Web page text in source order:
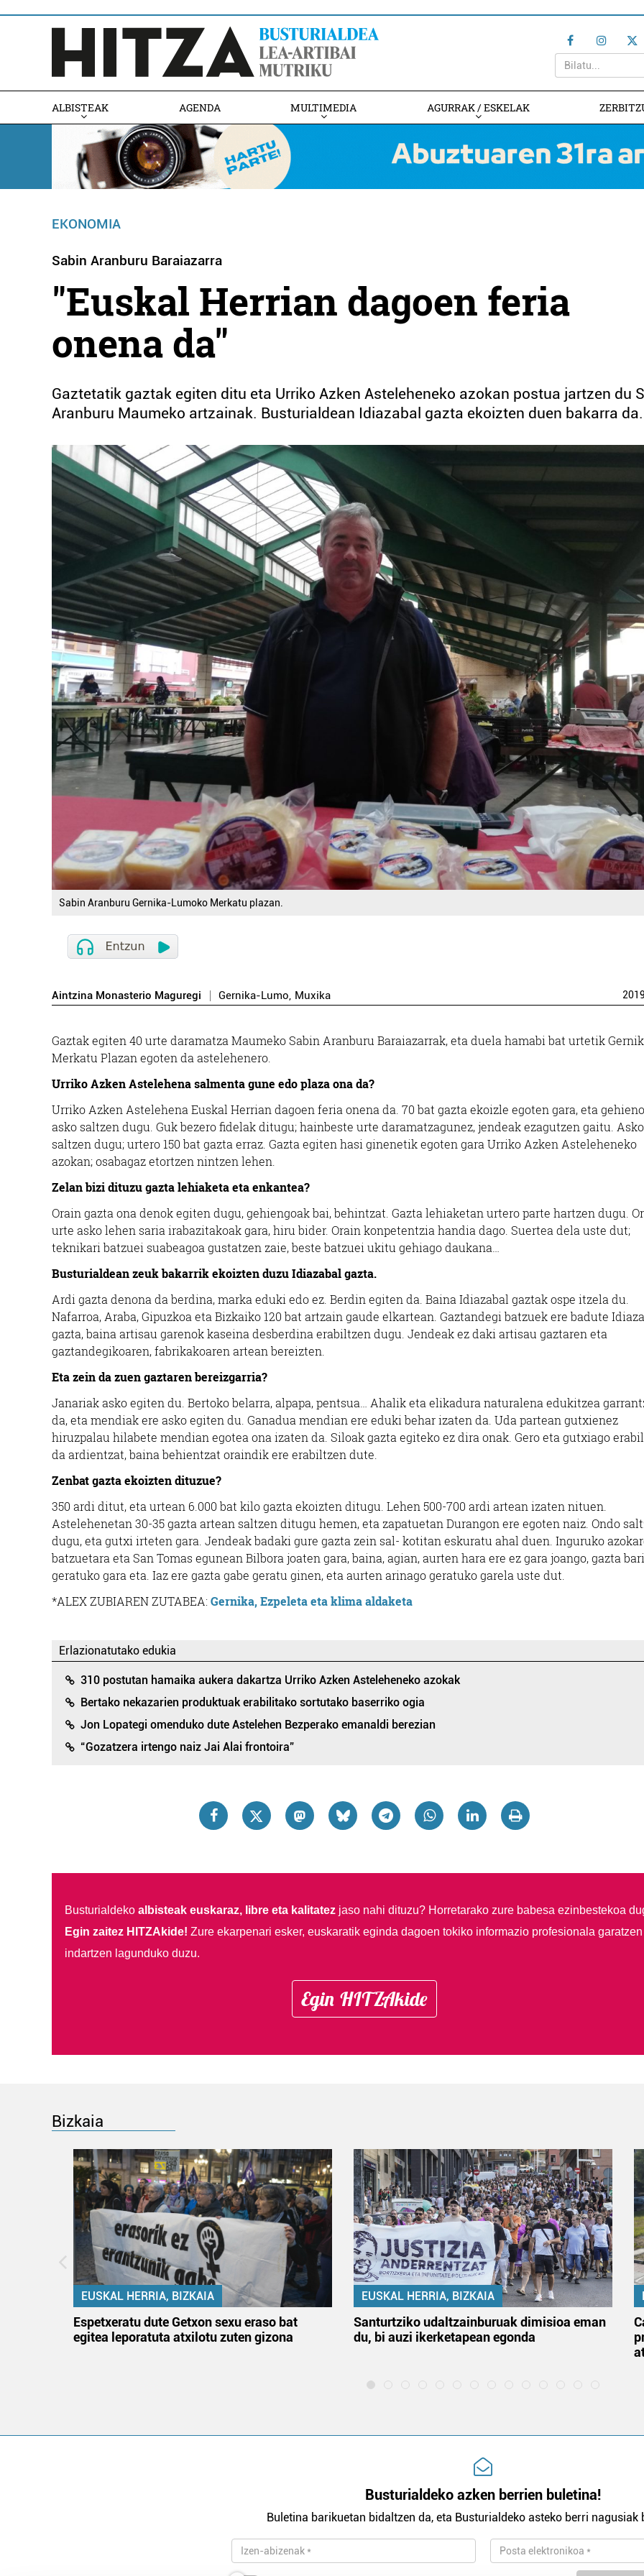
ALBISTEAK AGENDA MULTIMEDIA AGURRAK / ESKELAK
EKONOMIA
Sabin Aranburu Baraiazarra
"Euskal Herrian dagoen feria
onena da"
Gaztetatik gaztak egiten ditu eta Urriko Azken Asteleheneko azokan postua jartzen du
Aranburu Maumeko artzainak. Busturialdean Idiazabal gazta ekoizten duen bakarra da.
Sabin Aranburu Gernika-Lumoko Merkatu plazan.
Aintzina Monasterio Maguregi Gernika-Lumo, Muxika 2019
Gaztak egiten 40 urte daramatza Maumeko Sabin Aranburu Baraiazarrak, eta duela hamabi bat urtetik
Merkatu Plazan egoten da astelehenero.
Urriko Azken Astelehena salmenta gune edo plaza ona da?
Urriko Azken Astelehena Euskal Herrian dagoen feria onena da. 70 bat gazta ekoizle egoten gara, eta
asko saltzen dugu. Guk bezero fidelak ditugu; hainbeste urte daramatzagunez, jendeak ezagutzen gaitu. Asko
saltzen dugu; urtero 150 bat gazta erraz. Gazta egiten hasi ginenetik egoten gara Urriko Azken Asteleheneko
azokan; osabagaz etortzen nintzen lehen.
Zelan bizi dituzu gazta lehiaketa eta enkantea?
Orain gazta ona denok egiten dugu, gehiengoak bai, behintzat. Gazta lehiaketan urtero parte hartzen dugu.
urte asko lehen saria irabazitakoak gara, hiru bider. Orain konpetentzia handia dago. Suertea dela uste dut;
teknikari batzuei suabeagoa gustatzen zaie, beste batzuei ukitu gehiago daukana…
Busturialdean zeuk bakarrik ekoizten duzu Idiazabal gazta.
Ardi gazta denona da berdina, marka eduki edo ez. Berdin egiten da. Baina Idiazabal gaztak ospe itzela du.
Nafarroa, Araba, Gipuzkoa eta Bizkaiko 120 bat artzain gaude elkartean. Gaztandegi batzuek ere badute
gazta, baina artisau garenok kaseina desberdina erabiltzen dugu. Jendeak ez daki artisau gaztaren eta
gaztandegikoaren, fabrikakoaren artean bereizten.
Eta zein da zuen gaztaren bereizgarria?
Janariak asko egiten du. Bertoko belarra, alpapa, pentsua… Ahalik eta elikadura naturalena edukitzea
da, eta mendiak ere asko egiten du. Ganadua mendian ere eduki behar izaten da. Uda partean gutxienez
hiruzpalau hilabete mendian egotea ona izaten da. Siloak gazta egiteko ez dira onak. Gero eta gutxiago
da ardientzat, baina behientzat oraindik ere erabiltzen dute.
Zenbat gazta ekoizten dituzue?
350 ardi ditut, eta urtean 6.000 bat kilo gazta ekoizten ditugu. Lehen 500-700 ardi artean izaten nituen.
Astelehenetan 30-35 gazta artean saltzen ditugu hemen, eta zapatuetan Durangon ere egoten naiz. Ondo
dugu, eta gutxi irteten gara. Jendeak badaki gure gazta zein sal- kotitan eskuratu ahal duen. Inguruko
batzuetara eta San Tomas egunean Bilbora joaten gara, baina, agian, aurten hara ere ez gara joango, gazta
geratuko gara eta. Iaz ere gazta gabe geratu ginen, eta aurten arinago geratuko garela uste dut.
*ALEX ZUBIAREN ZUTABEA: Gernika, Ezpeleta eta klima aldaketa
Erlazionatutako edukia
310 postutan hamaika aukera dakartza Urriko Azken Asteleheneko azokak
Bertako nekazarien produktuak erabilitako sortutako baserriko ogia
Jon Lopategi omenduko dute Astelehen Bezperako emanaldi berezian
“Gozatzera irtengo naiz Jai Alai frontoira”
Busturialdeko albisteak euskaraz, libre eta kalitatezjaso nahi dituzu? Horretarako zure babesa ezinbestekoa
Egin zaitez HITZAkide! Zure ekarpenari esker, euskaratik eginda dagoen tokiko informazio profesionala garatzen
indartzen lagunduko duzu.
Egin HITZAkide
Bizkaia
EUSKAL HERRIA, BIZKAIA
Espetxeratu dute Getxon sexu eraso bat
egitea leporatuta atxilotu zuten gizona
EUSKAL HERRIA, BIZKAIA
Santurtziko udaltzainburuak dimisioa eman
du, bi auzi ikerketapean egonda
Busturialdeko azken berrien buletina!
Buletina barikuetan bidaltzen da, eta Busturialdeko asteko berri nagusiak